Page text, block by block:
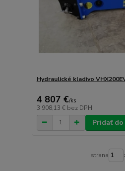
Hydraulické kladivo
4 807 €/ks
3 908,13 € bez DPH
Pridať
strana